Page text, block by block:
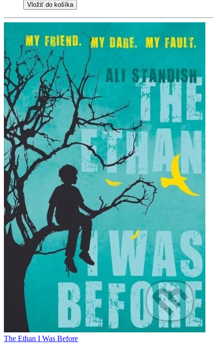
Vložiť do košíka
The Ethan I Was Before